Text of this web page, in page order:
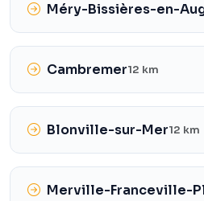
Méry-Bissières-en-
Cambremer12 km
Blonville-sur-Mer12 km
Merville-Franceville-